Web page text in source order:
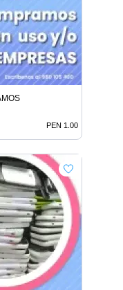
PEN 1.00